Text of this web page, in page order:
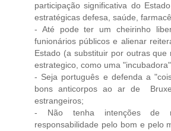
participação significativa do
estratégicas defesa, saúde,
- Até pode ter um cheirinho
funionários públicos e alienar
Estado (a substituir por outras que
estrategico, como uma
- Seja português e defenda a
bons anticorpos ao ar de
estrangeiros;
- Não tenha intenções de
responsabilidade pelo bom e pelo